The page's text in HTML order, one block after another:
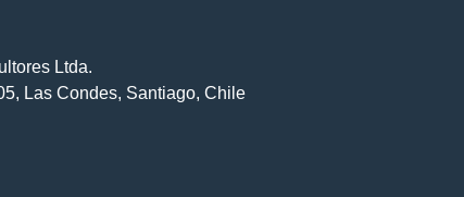
Ltda.
Las Condes, Santiago, Chile